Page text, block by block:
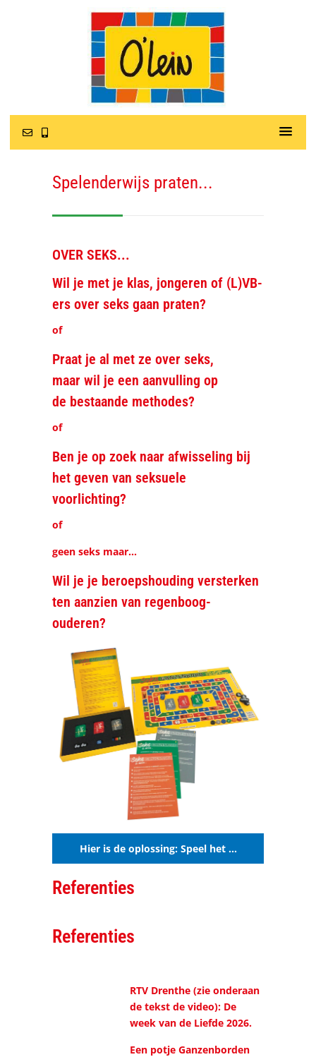
Spelenderwijs praten...
OVER SEKS...
Wil je met je klas, jongeren of (L)VB-
ers over seks gaan praten?
of
Praat je al met ze over seks,
maar wil je een aanvulling op
de bestaande methodes?
of
Ben je op zoek naar afwisseling bij
het geven van seksuele
voorlichting?
of
geen seks maar...
Wil je je beroepshouding versterken
ten aanzien van regenboog-
ouderen?
Hier is de oplossing: Speel het …
Referenties
Referenties
RTV Drenthe (zie onderaan
de tekst de video): De
week van de Liefde 2026.
Een potje Ganzenborden